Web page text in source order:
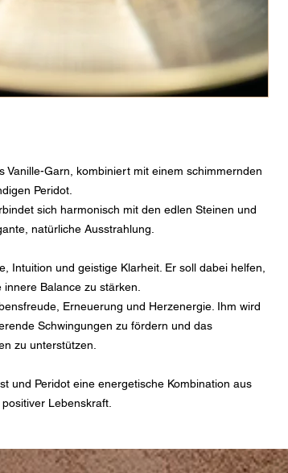
Vanille-Garn, kombiniert mit einem schimmernden
Peridot.
sich harmonisch mit den edlen Steinen und
natürliche Ausstrahlung.
Intuition und geistige Klarheit. Er soll dabei helfen,
Balance zu stärken.
Erneuerung und Herzenergie. Ihm wird
Schwingungen zu fördern und das
zu unterstützen.
und Peridot eine energetische Kombination aus
Lebenskraft.